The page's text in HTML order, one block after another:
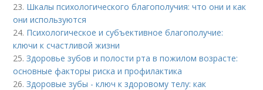
23. Шкалы психологического благополучия: что они и как
они используются
24. Психологическое и субъективное благополучие:
ключи к счастливой жизни
25.Здоровье зубов и полости рта в пожилом возрасте:
основные факторы риска и профилактика
26.Здоровые зубы - ключ к здоровому телу: как